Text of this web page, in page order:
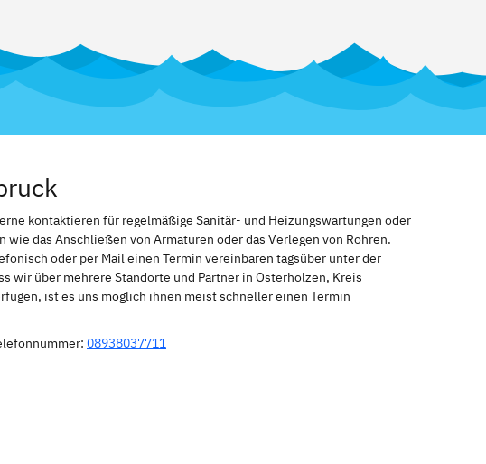
kontaktieren für regelmäßige Sanitär- und Heizungswartungen oder
das Anschließen von Armaturen oder das Verlegen von Rohren.
oder per Mail einen Termin vereinbaren tagsüber unter der
wir über mehrere Standorte und Partner in Osterholzen, Kreis
ist es uns möglich ihnen meist schneller einen Termin
08938037711